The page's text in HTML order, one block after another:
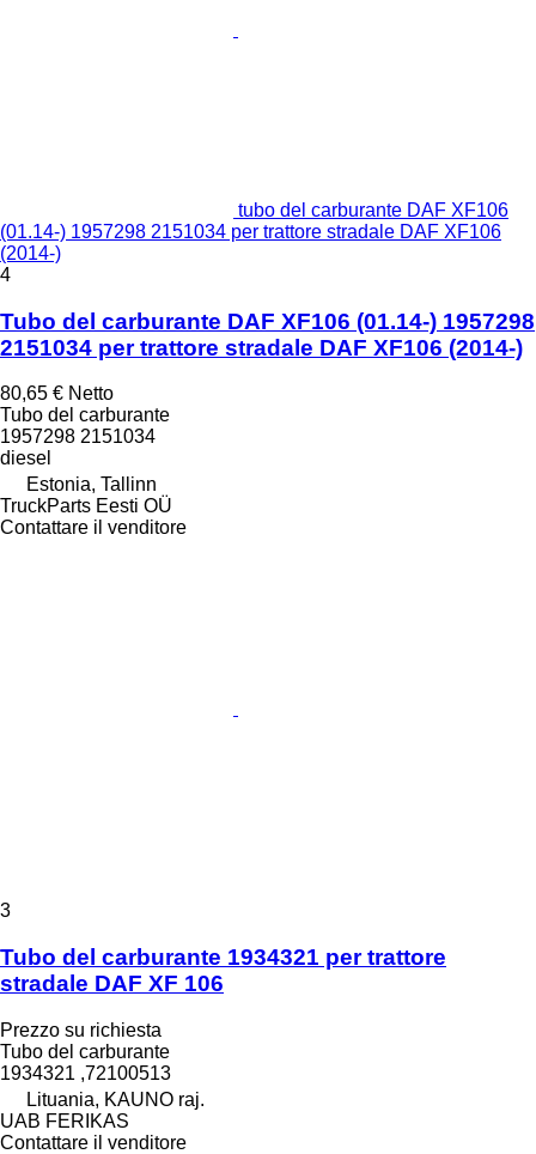
tubo del carburante DAF XF106
(01.14-) 1957298 2151034 per trattore stradale DAF XF106
(2014-)
4
Tubo del carburante DAF XF106 (01.14-) 1957298
2151034 per trattore stradale DAF XF106 (2014-)
80,65 € Netto
Tubo del carburante
1957298 2151034
diesel
Estonia, Tallinn
TruckParts Eesti OÜ
Contattare il venditore
3
Tubo del carburante 1934321 per trattore
stradale DAF XF 106
Prezzo su richiesta
Tubo del carburante
1934321 ,72100513
Lituania, KAUNO raj.
UAB FERIKAS
Contattare il venditore